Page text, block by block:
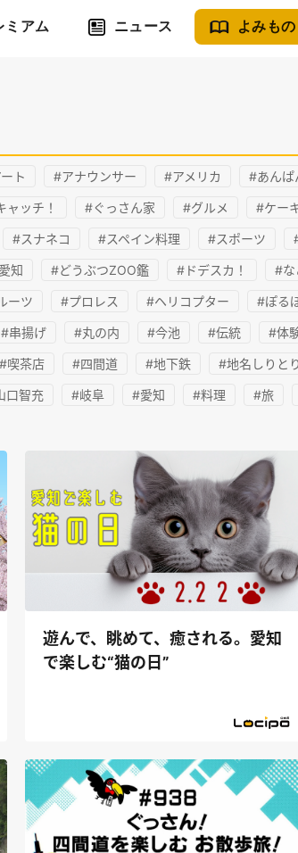
ミアム ニュース よみもの
ト #アナウンサー #アメリカ #あんぱ
ャッチ！ #ぐっさん家 #グルメ #ケー
#スナネコ #スペイン料理 #スポーツ
知 #どうぶつZOO鑑 #ドデスカ！ #な
ーツ #プロレス #ヘリコプター #ぽる
#串揚げ #丸の内 #今池 #伝統 #体
#喫茶店 #四間道 #地下鉄 #地名しりと
口智充 #岐阜 #愛知 #料理 #旅
遊んで、眺めて、癒される。愛知
で楽しむ“猫の日”